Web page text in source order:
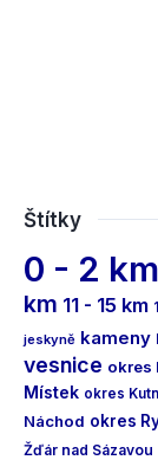
Štítky
0 - 2 km
km 11 - 15 km
jeskyně kameny
vesnice okres
Místek okres
Náchod okres
Žďár nad Sázavou